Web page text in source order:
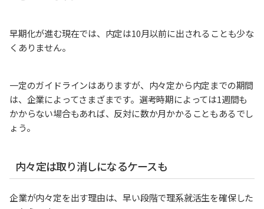
早期化が進む現在では、内定は10月以前に出されることも少な
くありません。
一定のガイドラインはありますが、内々定から内定までの期間
は、企業によってさまざまです。選考時期によっては1週間も
かからない場合もあれば、反対に数か月かかることもあるでし
ょう。
内々定は取り消しになるケースも
企業が内々定を出す理由は、早い段階で理系就活生を確保した